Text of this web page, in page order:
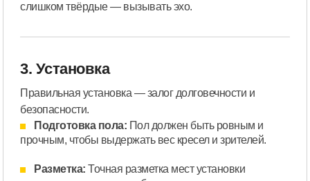
слишком твёрдые — вызывать эхо.
3. Установка
Правильная установка — залог долговечности и
безопасности.
Подготовка пола: Пол должен быть ровным и
прочным, чтобы выдержать вес кресел и зрителей.
Разметка: Точная разметка мест установки